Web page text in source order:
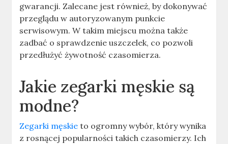
gwarancji. Zalecane jest również, by dokonywać
przeglądu w autoryzowanym punkcie
serwisowym. W takim miejscu można także
zadbać o sprawdzenie uszczelek, co pozwoli
przedłużyć żywotność czasomierza.
Jakie zegarki męskie są
modne?
Zegarki męskie to ogromny wybór, który wynika
z rosnącej popularności takich czasomierzy. Ich